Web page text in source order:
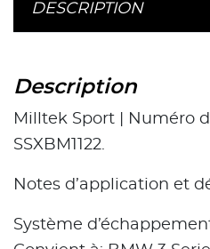
DESCRIPTION
Description
Milltek Sport | Numéro
SSXBM1122.
Notes d’application et
Système